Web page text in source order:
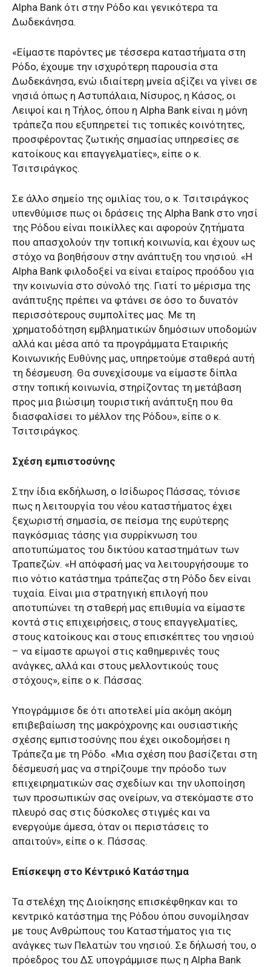
Alpha Bank ότι στην Ρόδο και γενικότερα τα
Δωδεκάνησα.
«Είμαστε παρόντες με τέσσερα καταστήματα στη
Ρόδο, έχουμε την ισχυρότερη παρουσία στα
Δωδεκάνησα, ενώ ιδιαίτερη μνεία αξίζει να γίνει σε
νησιά όπως η Αστυπάλαια, Νίσυρος, η Κάσος, οι
Λειψοί και η Τήλος, όπου η Alpha Bank είναι η μόνη
τράπεζα που εξυπηρετεί τις τοπικές κοινότητες,
προσφέροντας ζωτικής σημασίας υπηρεσίες σε
κατοίκους και επαγγελματίες», είπε ο κ.
Τσιτσιράγκος.
Σε άλλο σημείο της ομιλίας του, ο κ. Τσιτσιράγκος
υπενθύμισε πως οι δράσεις της Alpha Bank στο νησί
της Ρόδου είναι ποικίλλες και αφορούν ζητήματα
που απασχολούν την τοπική κοινωνία, και έχουν ως
στόχο να βοηθήσουν στην ανάπτυξη του νησιού. «Η
Alpha Bank φιλοδοξεί να είναι εταίρος προόδου για
την κοινωνία στο σύνολό της. Γιατί το μέρισμα της
ανάπτυξης πρέπει να φτάνει σε όσο το δυνατόν
περισσότερους συμπολίτες μας. Με τη
χρηματοδότηση εμβληματικών δημόσιων υποδομών
αλλά και μέσα από τα προγράμματα Εταιρικής
Κοινωνικής Ευθύνης μας, υπηρετούμε σταθερά αυτή
τη δέσμευση. Θα συνεχίσουμε να είμαστε δίπλα
στην τοπική κοινωνία, στηρίζοντας τη μετάβαση
προς μια βιώσιμη τουριστική ανάπτυξη που θα
διασφαλίσει το μέλλον της Ρόδου», είπε ο κ.
Τσιτσιράγκος.
Σχέση εμπιστοσύνης
Στην ίδια εκδήλωση, ο Ισίδωρος Πάσσας, τόνισε
πως η λειτουργία του νέου καταστήματος έχει
ξεχωριστή σημασία, σε πείσμα της ευρύτερης
παγκόσμιας τάσης για συρρίκνωση του
αποτυπώματος του δικτύου καταστημάτων των
Τραπεζών. «Η απόφασή μας να λειτουργήσουμε το
πιο νότιο κατάστημα τράπεζας στη Ρόδο δεν είναι
τυχαία. Είναι μια στρατηγική επιλογή που
αποτυπώνει τη σταθερή μας επιθυμία να είμαστε
κοντά στις επιχειρήσεις, στους επαγγελματίες,
στους κατοίκους και στους επισκέπτες του νησιού
– να είμαστε αρωγοί στις καθημερινές τους
ανάγκες, αλλά και στους μελλοντικούς τους
στόχους», είπε ο κ. Πάσσας.
Υπογράμμισε δε ότι αποτελεί μία ακόμη ακόμη
επιβεβαίωση της μακρόχρονης και ουσιαστικής
σχέσης εμπιστοσύνης που έχει οικοδομήσει η
Τράπεζα με τη Ρόδο. «Μια σχέση που βασίζεται στη
δέσμευσή μας να στηρίζουμε την πρόοδο των
επιχειρηματικών σας σχεδίων και την υλοποίηση
των προσωπικών σας ονείρων, να στεκόμαστε στο
πλευρό σας στις δύσκολες στιγμές και να
ενεργούμε άμεσα, όταν οι περιστάσεις το
απαιτούν», είπε ο κ. Πάσσας.
Επίσκεψη στο Κέντρικό Κατάστημα
Τα στελέχη της Διοίκησης επισκέφθηκαν και το
κεντρικό κατάστημα της Ρόδου όπου συνομίλησαν
με τους Ανθρώπους του Καταστήματος για τις
ανάγκες των Πελατών του νησιού. Σε δήλωσή του, ο
πρόεδρος του ΔΣ υπογράμμισε πως η Alpha Bank